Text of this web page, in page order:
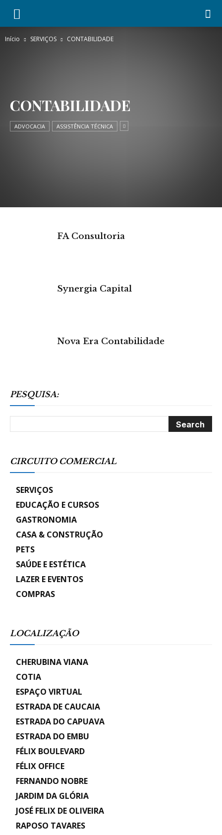
Início SERVIÇOS CONTABILIDADE
CONTABILIDADE
ADVOCACIA ASSISTÊNCIA TÉCNICA
FA Consultoria
Synergia Capital
Nova Era Contabilidade
PESQUISA:
CIRCUITO COMERCIAL
SERVIÇOS
EDUCAÇÃO E CURSOS
GASTRONOMIA
CASA & CONSTRUÇÃO
PETS
SAÚDE E ESTÉTICA
LAZER E EVENTOS
COMPRAS
LOCALIZAÇÃO
CHERUBINA VIANA
COTIA
ESPAÇO VIRTUAL
ESTRADA DE CAUCAIA
ESTRADA DO CAPUAVA
ESTRADA DO EMBU
FÉLIX BOULEVARD
FÉLIX OFFICE
FERNANDO NOBRE
JARDIM DA GLÓRIA
JOSÉ FELIX DE OLIVEIRA
RAPOSO TAVARES